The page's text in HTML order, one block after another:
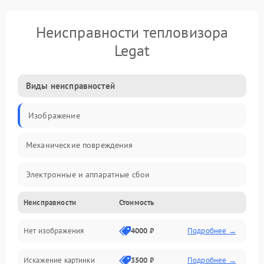
Неисправности тепловизора
Legat
Виды неисправностей
Изображение
Механические повреждения
Электронные и аппаратные сбои
Неисправности сенсора и оптики
Программные ошибки
Неисправности Стоимость
Нет изображения 4000 ₽ Подробнее →
Искажение картинки 3500 ₽ Подробнее →